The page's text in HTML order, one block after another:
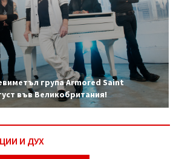
група Armored Saint
във Великобритания!
И ДУХ